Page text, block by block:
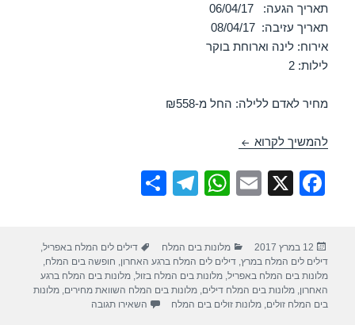
תאריך הגעה: 06/04/17
תאריך עזיבה: 08/04/17
אירוח: לינה וארוחת בוקר
לילות: 2
מחיר לאדם ללילה: החל מ-₪558
להמשיך לקרוא חופשה במלון דיוויד ים המלח – ים המלח 06/04/2017
F
e
b
o
X
E
W
s
A
p
T
gr
a
m
e
פורסם
בתאריך
12 במרץ 2017 קטגוריות
מלונות בים המלח תגיות
דילים לים המלח באפריל,
דילים לים המלח במרץ,דילים לים המלח ברגע האחרון, חופשה בים המלח,
מלונות בים המלח באפריל,מלונות בים המלח בזול,מלונות בים המלח ברגע
האחרון,מלונות בים המלח דילים,מלונות בים המלח השוואת מחירים,מלונות
בים המלח זולים,מלונות זולים בים המלח השאירו תגובה